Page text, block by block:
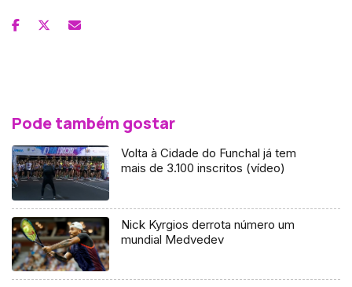
Pode também gostar
Volta à Cidade do Funchal já tem
mais de 3.100 inscritos (vídeo)
Nick Kyrgios derrota número um
mundial Medvedev